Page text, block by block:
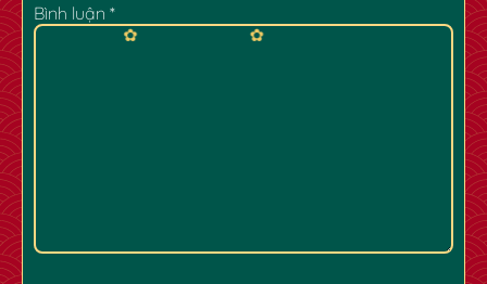
Bình luận *